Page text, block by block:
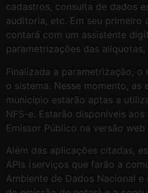
cadastros, consulta de dados
auditoria, etc. Em seu primeiro
contará com um assistente
parametrizações das
Finalizada a parametrização,
o sistema. Nesse momento, as
município estarão aptas a
NFS-e. Estarão disponíveis
Emissor Público na versão web
Além das aplicações citadas,
APIs (serviços que farão a
Ambiente de Dados Nacional